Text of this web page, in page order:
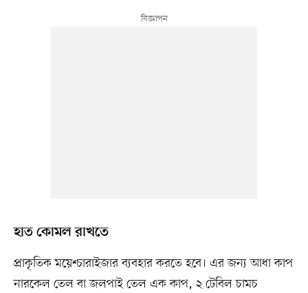
হাত কোমল রাখতে
প্রাকৃতিক ময়েশ্চারাইজার ব্যবহার করতে হবে। এর জন্য আধা কাপ
নারকেল তেল বা জলপাই তেল এক কাপ, ২ টেবিল চামচ